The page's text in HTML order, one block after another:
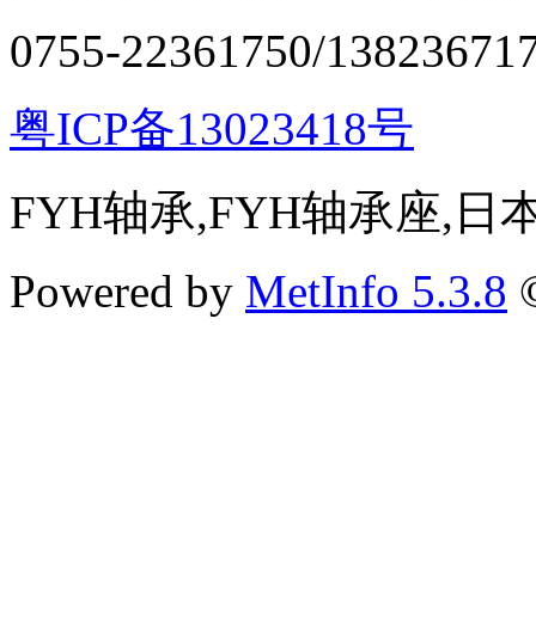
0755-22361750/
粤ICP备13023418号
FYH轴承,FYH轴承座,日
Powered by MetInfo 5.3.8